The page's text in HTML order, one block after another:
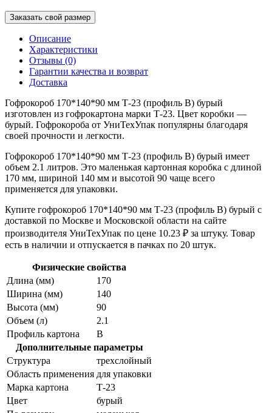
Заказать свой размер
Описание
Характеристики
Отзывы (0)
Гарантии качества и возврат
Доставка
Гофрокороб 170*140*90 мм Т-23 (профиль B) бурый
изготовлен из гофрокартона марки Т-23. Цвет коробки —
бурый. Гофрокороба от УниТехУпак популярны благодаря
своей прочности и легкости.
Гофрокороб 170*140*90 мм Т-23 (профиль B) бурый имеет
объем 2.1 литров. Это маленькая картонная коробка с длиной
170 мм, шириной 140 мм и высотой 90 чаще всего
применяется для упаковки.
Купите гофрокороб 170*140*90 мм Т-23 (профиль B) бурый с
доставкой по Москве и Московской области на сайте
производителя УниТехУпак по цене 10.23 ₽ за штуку. Товар
есть в наличии и отпускается в пачках по 20 штук.
Физические свойства
Длина (мм)
170
Ширина (мм)
140
Высота (мм)
90
Объем (л)
2.1
Профиль картона
В
Дополнительные параметры
Структура
трехслойный
Область применения для упаковки
Марка картона
Т-23
Цвет
бурый